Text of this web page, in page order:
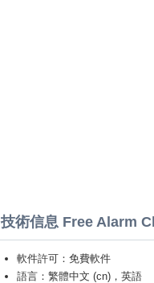
技術信息 Free Alarm
軟件許可：免費軟件
語言：繁體中文 (cn)，英語